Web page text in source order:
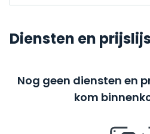
Diensten en
Nog geen diensten en
kom